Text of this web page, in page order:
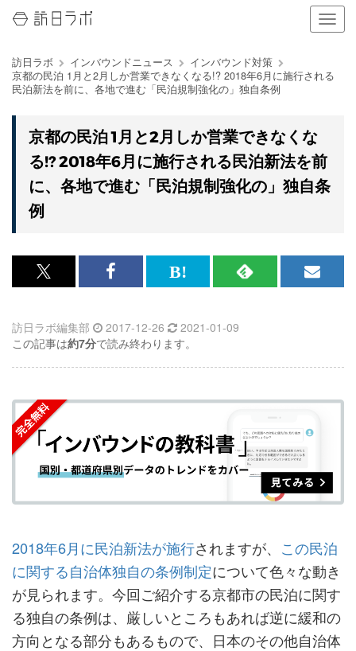
ナ
ビ
ー
シ
を
切
る
訪日ラボ インバウンドニュース
インバウンド対策
京都の民泊 1月と2月しか営業できなくなる!? 2018年6月に施行される
民泊新法を前に、各地で進む「民泊規制強化の」独自条例
京都の民泊 1月と2月しか営業できなくな
る!? 2018年6月に施行される民泊新法を前
に、各地で進む「民泊規制強化の」独自条
例
x<br>
記
事
シ
ェ
ア
す
る
Facebook<br>
記
事
シ
ェ
ア
す
る
は
な
ブ
ク
マ
ー
ク
に
加
RSS
購
読
す
る
メ
録
す
訪日ラボ編集部 2017-12-26
2021-01-09
この記事は約7分で読み終わります。
2018年6月に民泊新法が施行されますが、 この民泊
に関する自治体独自の条例制定について色々な動き
が見られます。今回ご紹介する京都市の民泊に関す
る独自の条例は、厳しいところもあれば逆に緩和の
方向となる部分もあるもので、日本のその他自治体